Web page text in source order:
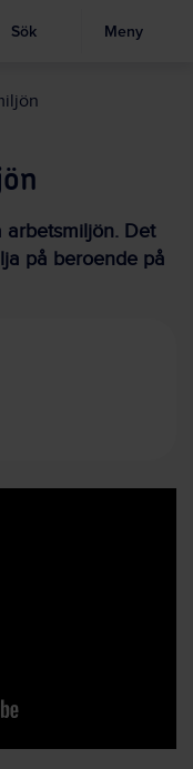
Visa sökruta
Sök Meny
arbetsmiljön. Det
på beroende på